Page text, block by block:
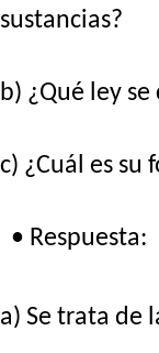
sustancias?
b) ¿Qué ley se
c) ¿Cuál es su
• Respuesta:
a) Se trata de